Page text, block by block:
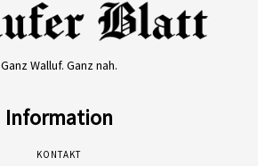
Ganz Walluf. Ganz nah.
Information
KONTAKT